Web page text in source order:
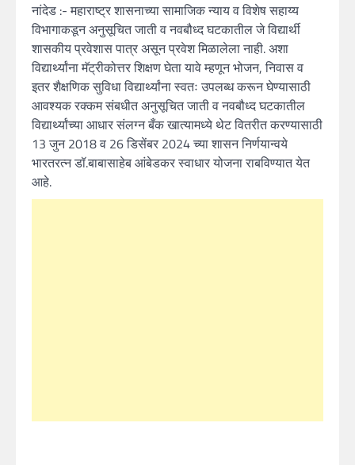
नांदेड :- महाराष्ट्र शासनाच्या सामाजिक न्याय व विशेष सहाय्य
विभागाकडून अनुसूचित जाती व नवबौध्द घटकातील जे विद्यार्थी
शासकीय प्रवेशास पात्र असून प्रवेश मिळालेला नाही. अशा
विद्यार्थ्यांना मॅट्रीकोत्तर शिक्षण घेता यावे म्हणून भोजन, निवास व
इतर शैक्षणिक सुविधा विद्यार्थ्यांना स्वतः उपलब्ध करून घेण्यासाठी
आवश्यक रक्कम संबधीत अनुसूचित जाती व नवबौध्द घटकातील
विद्यार्थ्यांच्या आधार संलग्न बँक खात्यामध्ये थेट वितरीत करण्यासाठी
13 जुन 2018 व 26 डिसेंबर 2024 च्या शासन निर्णयान्वये
भारतरत्न डॉ.बाबासाहेब आंबेडकर स्वाधार योजना राबविण्यात येत
आहे.